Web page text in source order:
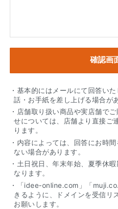
・基本的にはメールにて回答い
話・お手紙を差し上げる場合が
・店舗取り扱い商品や実店舗で
せについては、店舗より直接ご
ります。
・内容によっては、回答にお時
ない場合があります。
・土日祝日、年末年始、夏季休
なります。
・「idee-online.com」「
きるように、ドメインを受信リ
お願いします。